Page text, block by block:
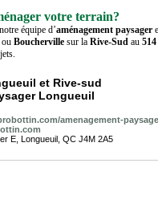
votre terrain?
équipe d’aménagement paysager
ou Boucherville sur la Rive-Sud au
et Rive-sud
Longueuil
amenagement-
E, Longueuil, QC J4M 2A5